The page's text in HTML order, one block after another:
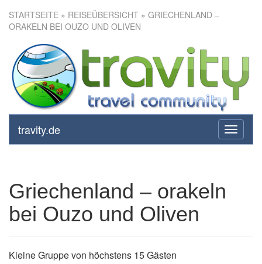
STARTSEITE » REISEÜBERSICHT » GRIECHENLAND –
ORAKELN BEI OUZO UND OLIVEN
toggle
travity.de
Griechenland – orakeln bei
Ouzo und Oliven
Griechenland – orakeln
bei Ouzo und Oliven
Kleine Gruppe von höchstens 15 Gästen